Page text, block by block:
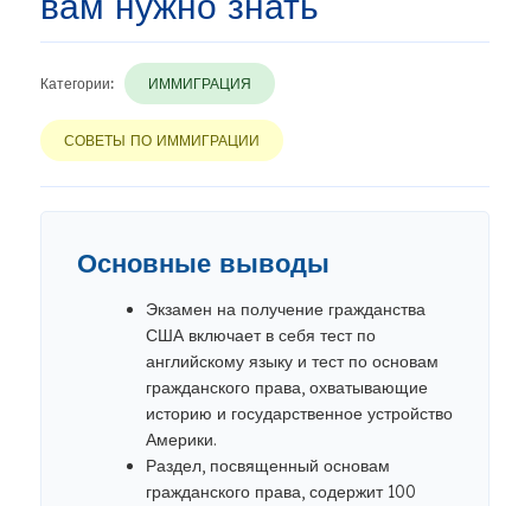
Категории: ИММИГРАЦИЯ
СОВЕТЫ ПО ИММИГРАЦИИ
Основные выводы
Экзамен на получение гражданства
США включает в себя тест по
английскому языку и тест по основам
гражданского права, охватывающие
историю и государственное устройство
Америки.
Раздел, посвященный основам
гражданского права, содержит 100